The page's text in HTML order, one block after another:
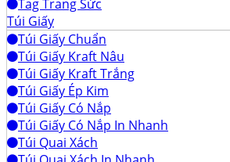
Tag Trang Sức
Túi Giấy
Túi Giấy Chuẩn
Túi Giấy Kraft Nâu
Túi Giấy Kraft Trắng
Túi Giấy Ép Kim
Túi Giấy Có Nắp
Túi Giấy Có Nắp In Nhanh
Túi Quai Xách